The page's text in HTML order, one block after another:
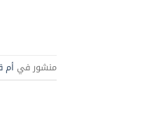
منشور في